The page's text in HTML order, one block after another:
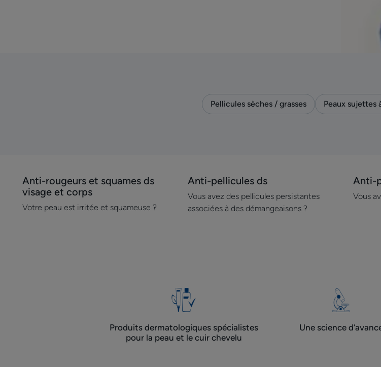
Pellicules sèches / grasses Peaux sujettes
Découvrir
Anti-
rougeurs
Anti-rougeurs et squames ds
visage et corps
Votre peau est irritée et squameuse ?
Découvrir
Anti-
pellicules
Anti-pellicules ds
Vous avez des pellicules persistantes
associées à des démangeaisons ?
Anti-
Anti-
Vous
Produits dermatologiques spécialistes
pour la peau et le cuir chevelu
Une science